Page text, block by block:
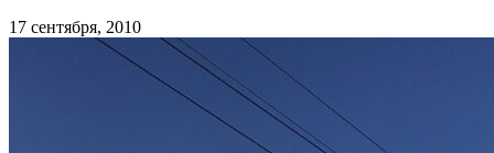
17 сентября, 2010